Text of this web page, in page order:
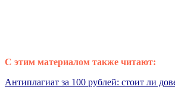
С этим материалом также читают:
Антиплагиат за 100 рублей: стоит ли